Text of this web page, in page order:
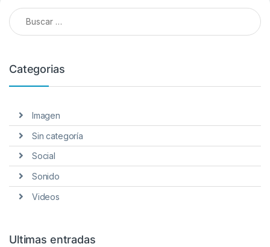
Buscar:
Categorias
Imagen
Sin categoría
Social
Sonido
Videos
Ultimas entradas